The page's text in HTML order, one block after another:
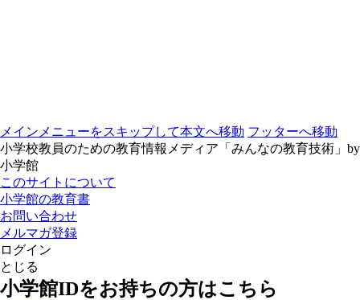
メインメニューをスキップして本文へ移動 フッターへ移動
小学校教員のための教育情報メディア「みんなの教育技術」by
小学館
このサイトについて
小学館の教育書
お問い合わせ
メルマガ登録
ログイン
とじる
小学館IDをお持ちの方はこちら